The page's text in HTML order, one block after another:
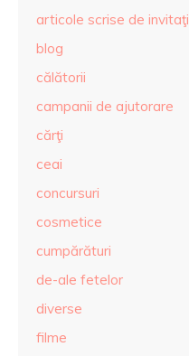
articole scrise de invitaţi
blog
călătorii
campanii de ajutorare
cărţi
ceai
concursuri
cosmetice
cumpărături
de-ale fetelor
diverse
filme